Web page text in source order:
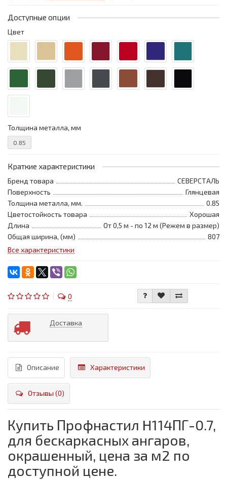
Доступные опции
Цвет
Толщина металла, мм
0.85
Краткие характеристики
Бренд товара
СЕВЕРСТАЛЬ
Поверхность
Глянцевая
Толщина металла, мм.
0.85
Цветостойкость товара
Хорошая
Длина
От 0,5 м - по 12 м (Режем в размер)
Общая ширина, (мм)
807
Все характеристики
0
Доставка
Описание Характеристики
Отзывы (0)
Купить Профнастил H114ПГ-0.7,
для бескаркасных ангаров,
окрашенный, цена за м2 по
доступной цене.